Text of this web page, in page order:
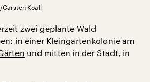
Koall
zwei geplante Wald
in einer Kleingartenkolonie am
und mitten in der Stadt, in